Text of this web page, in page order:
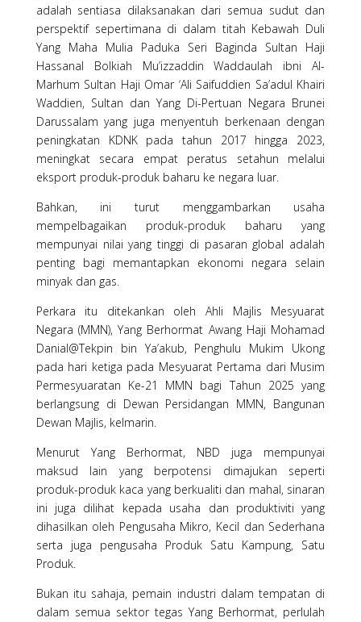
adalah sentiasa dilaksanakan dari semua sudut dan
perspektif sepertimana di dalam titah Kebawah Duli
Yang Maha Mulia Paduka Seri Baginda Sultan Haji
Hassanal Bolkiah Mu’izzaddin Waddaulah ibni Al-
Marhum Sultan Haji Omar ‘Ali Saifuddien Sa’adul Khairi
Waddien, Sultan dan Yang Di-Pertuan Negara Brunei
Darussalam yang juga menyentuh berkenaan dengan
peningkatan KDNK pada tahun 2017 hingga 2023,
meningkat secara empat peratus setahun melalui
eksport produk-produk baharu ke negara luar.
Bahkan, ini turut menggambarkan usaha
mempelbagaikan produk-produk baharu yang
mempunyai nilai yang tinggi di pasaran global adalah
penting bagi memantapkan ekonomi negara selain
minyak dan gas.
Perkara itu ditekankan oleh Ahli Majlis Mesyuarat
Negara (MMN), Yang Berhormat Awang Haji Mohamad
Danial@Tekpin bin Ya’akub, Penghulu Mukim Ukong
pada hari ketiga pada Mesyuarat Pertama dari Musim
Permesyuaratan Ke-21 MMN bagi Tahun 2025 yang
berlangsung di Dewan Persidangan MMN, Bangunan
Dewan Majlis, kelmarin.
Menurut Yang Berhormat, NBD juga mempunyai
maksud lain yang berpotensi dimajukan seperti
produk-produk kaca yang berkualiti dan mahal, sinaran
ini juga dilihat kepada usaha dan produktiviti yang
dihasilkan oleh Pengusaha Mikro, Kecil dan Sederhana
serta juga pengusaha Produk Satu Kampung, Satu
Produk.
Bukan itu sahaja, pemain industri dalam tempatan di
dalam semua sektor tegas Yang Berhormat, perlulah